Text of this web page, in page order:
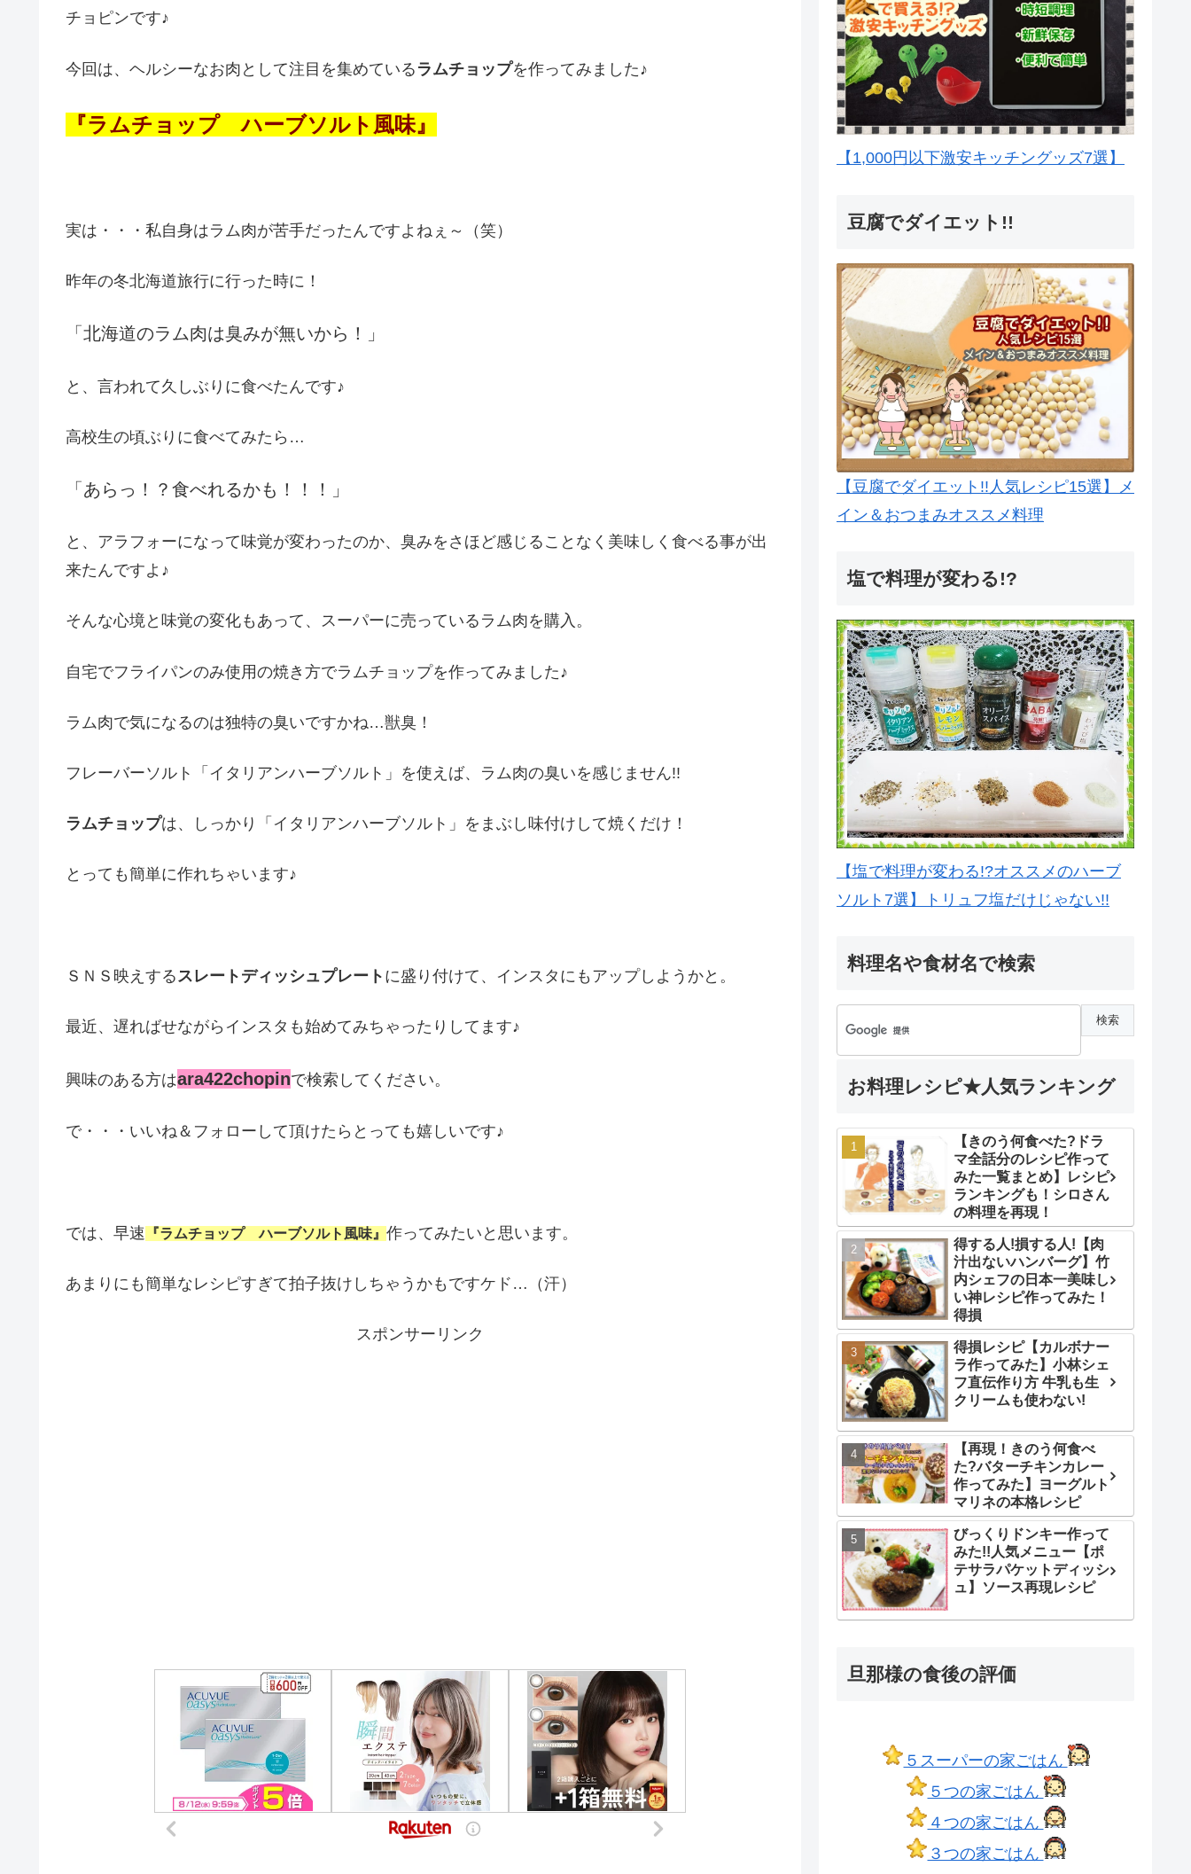
チョピンです♪
今回は、ヘルシーなお肉として注目を集めている ラムチョップを作ってみました♪
『ラムチョップ ハーブソルト風味』
実は・・・私自身はラム肉が苦手だったんですよねぇ～（笑）
昨年の冬北海道旅行に行った時に！
「北海道のラム肉は臭みが無いから！」
と、言われて久しぶりに食べたんです♪
高校生の頃ぶりに食べてみたら…
「あらっ！？食べれるかも！！！」
と、アラフォーになって味覚が変わったのか、臭みをさほど感じることなく美味しく食べる事が出
来たんですよ♪
そんな心境と味覚の変化もあって、スーパーに売っているラム肉を購入。
自宅でフライパンのみ使用の焼き方でラムチョップを作ってみました♪
ラム肉で気になるのは独特の臭いですかね…獣臭！
フレーバーソルト「イタリアンハーブソルト」を使えば、ラム肉の臭いを感じません!!
ラムチョップは、しっかり「イタリアンハーブソルト」をまぶし味付けして焼くだけ！
とっても簡単に作れちゃいます♪
ＳＮＳ映えする スレートディッシュプレート に盛り付けて、インスタにもアップしようかと。
最近、遅ればせながらインスタも始めてみちゃったりしてます♪
興味のある方はara422chopinで検索してください。
で・・・いいね＆フォローして頂けたらとっても嬉しいです♪
では、早速 『ラムチョップ ハーブソルト風味』 作ってみたいと思います。
あまりにも簡単なレシピすぎて拍子抜けしちゃうかもですケド…（汗）
スポンサーリンク
【1,000円以下激安キッチングッズ7選】
豆腐でダイエット!!
【豆腐でダイエット!!人気レシピ15選】メ
イン＆おつまみオススメ料理
塩で料理が変わる!?
【塩で料理が変わる!?オススメのハーブ
ソルト7選】トリュフ塩だけじゃない!!
料理名や食材名で検索
お料理レシピ★人気ランキング
【きのう何食べた?ドラ
マ全話分のレシピ作って
みた一覧まとめ】レシピ
ランキングも！シロさん
の料理を再現！
得する人!損する人!【肉
汁出ないハンバーグ】竹
内シェフの日本一美味し
い神レシピ作ってみた！
得損
得損レシピ【カルボナー
ラ作ってみた】小林シェ
フ直伝作り方 牛乳も生
クリームも使わない!
【再現！きのう何食べ
た?バターチキンカレー
作ってみた】ヨーグルト
マリネの本格レシピ
びっくりドンキー作って
みた!!人気メニュー【ポ
テサラパケットディッシ
ュ】ソース再現レシピ
旦那様の食後の評価
５スーパーの家ごはん
５つの家ごはん
４つの家ごはん
３つの家ごはん